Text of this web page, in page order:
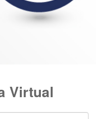
Virtual